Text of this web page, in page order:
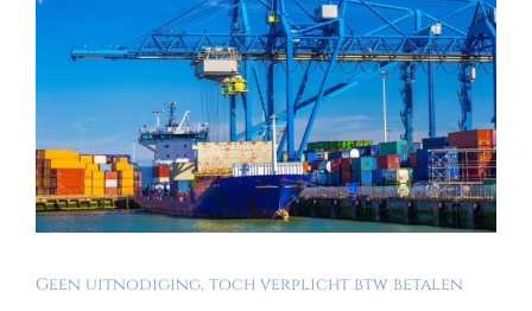
Geen uitnodiging, toch verplicht btw betalen